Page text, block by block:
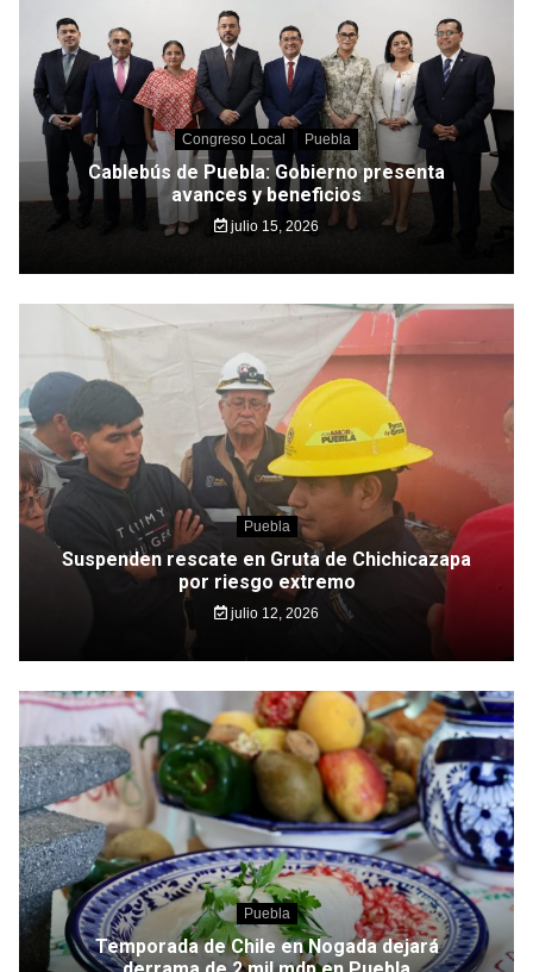
Congreso Local Puebla
Cablebús de Puebla: Gobierno presenta
avances y beneficios
julio 15, 2026
Puebla
Suspenden rescate en Gruta de Chichicazapa
por riesgo extremo
julio 12, 2026
Puebla
Temporada de Chile en Nogada dejará